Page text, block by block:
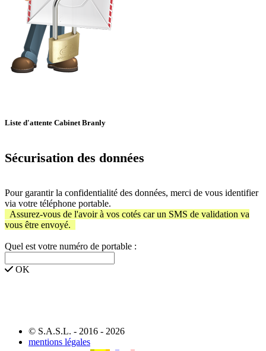
Liste d'attente Cabinet Branly
Sécurisation des données
Pour garantir la confidentialité des données, merci de vous identifier
via votre téléphone portable.
Assurez-vous de l'avoir à vos cotés car un SMS de validation va
vous être envoyé.
Quel est votre numéro de portable :
OK
© S.A.S.L. - 2016 - 2026
mentions légales